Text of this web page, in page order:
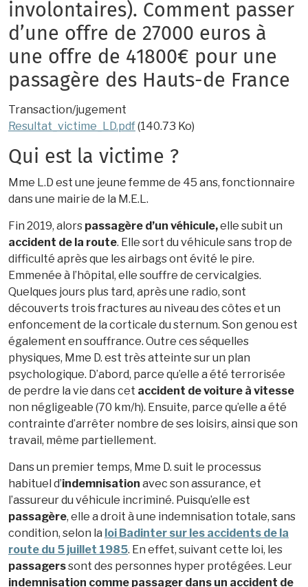
involontaires). Comment passer
d’une offre de 27000 euros à
une offre de 41800€ pour une
passagère des Hauts-de France
Transaction/jugement
Resultat_victime_LD.pdf(140.73 Ko)
Qui est la victime ?
Mme L.D est une jeune femme de 45 ans, fonctionnaire
dans une mairie de la M.E.L.
Fin 2019, alors passagère d’un véhicule,elle subit un
accident de la route. Elle sort du véhicule sans trop de
difficulté après que les airbags ont évité le pire.
Emmenée à l’hôpital, elle souffre de cervicalgies.
Quelques jours plus tard, après une radio, sont
découverts trois fractures au niveau des côtes et un
enfoncement de la corticale du sternum. Son genou est
également en souffrance. Outre ces séquelles
physiques, Mme D. est très atteinte sur un plan
psychologique. D’abord, parce qu’elle a été terrorisée
de perdre la vie dans cet accident de voiture à vitesse
non négligeable (70 km/h). Ensuite, parce qu’elle a été
contrainte d’arrêter nombre de ses loisirs, ainsi que son
travail, même partiellement.
Dans un premier temps, Mme D. suit le processus
habituel d’indemnisation avec son assurance, et
l’assureur du véhicule incriminé. Puisqu’elle est
passagère, elle a droit à une indemnisation totale, sans
condition, selon la loi Badinter sur les accidents de la
route du 5 juillet 1985. En effet, suivant cette loi, les
passagerssont des personnes hyper protégées. Leur
indemnisation comme passager dans un accident de